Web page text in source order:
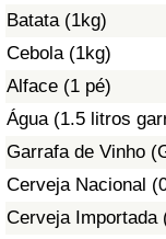
Batata (1kg)
Cebola (1kg)
Alface (1 pé)
Água (1.5 litros
Garrafa de Vinho
Cerveja Nacional
Cerveja Importada
Trânsito
Indicador de
Indicador de
Indicador de